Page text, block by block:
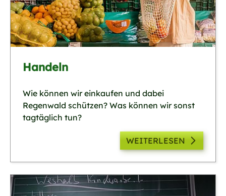
Handeln
Wie können wir einkaufen und dabei
Regenwald schützen? Was können wir sonst
tagtäglich tun?
WEITERLESEN